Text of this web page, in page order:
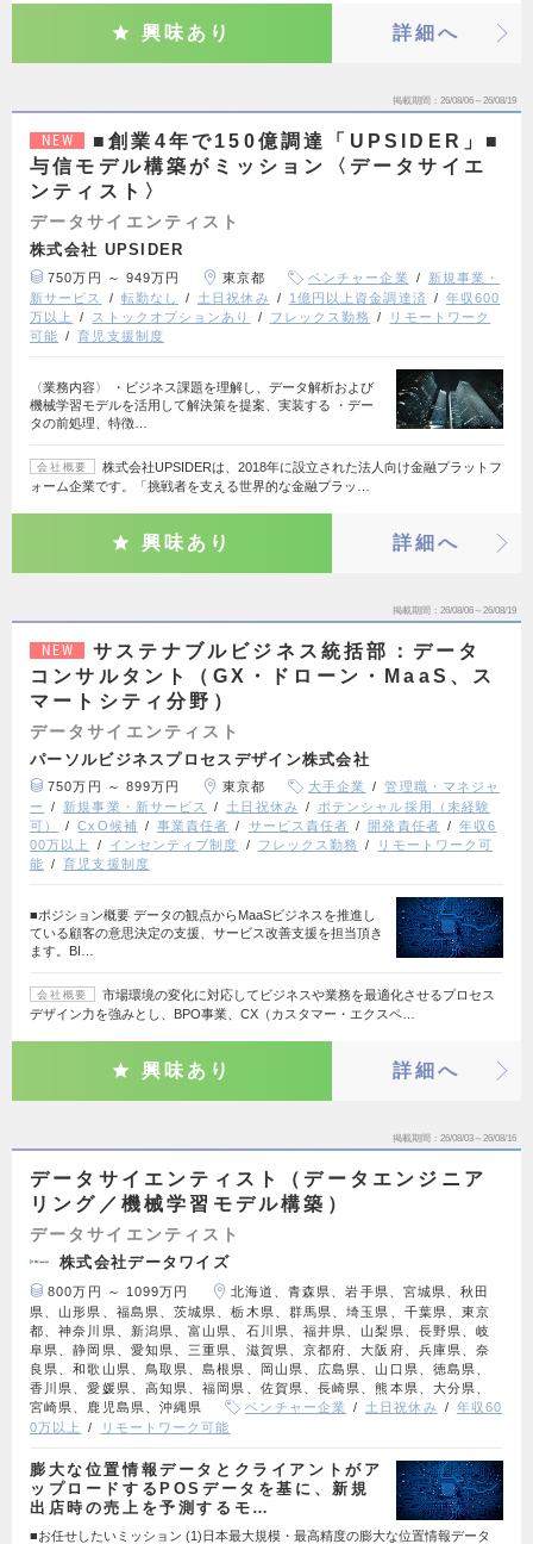
興味あり 詳細へ
掲載期間 26/08/06～26/08/19
NEW
■創業4年で150億調達「UPSIDER」■
与信モデル構築がミッション〈データサイエ
ンティスト〉
データサイエンティスト
株式会社 UPSIDER
750万円 ～ 949万円 東京都 ベンチャー企業
新規事業・
新サービス
転勤なし 土日祝休み 1億円以上資金調達済
年収600
万以上
ストックオプションあり フレックス勤務
リモートワーク
可能
育児支援制度
〈業務内容〉 ・ビジネス課題を理解し、データ解析および
機械学習モデルを活用して解決策を提案、実装する ・デー
タの前処理、特徴…
会社概要
株式会社UPSIDERは、2018年に設立された法人向け金融プラットフ
ォーム企業です。「挑戦者を支える世界的な金融プラッ…
興味あり 詳細へ
掲載期間 26/08/06～26/08/19
NEW
サステナブルビジネス統括部：データ
コンサルタント（GX・ドローン・MaaS、ス
マートシティ分野）
データサイエンティスト
パーソルビジネスプロセスデザイン株式会社
750万円 ～ 899万円 東京都 大手企業
管理職・マネジャ
ー
新規事業・新サービス 土日祝休み
ポテンシャル採用（未経験
可）
CxO候補 事業責任者 サービス責任者 開発責任者
年収6
00万以上
インセンティブ制度 フレックス勤務
リモートワーク可
能
育児支援制度
■ポジション概要 データの観点からMaaSビジネスを推進し
ている顧客の意思決定の支援、サービス改善支援を担当頂き
ます。BI…
会社概要
市場環境の変化に対応してビジネスや業務を最適化させるプロセス
デザイン力を強みとし、BPO事業、CX（カスタマー・エクスペ…
興味あり 詳細へ
掲載期間 26/08/03～26/08/16
データサイエンティスト（データエンジニア
リング／機械学習モデル構築）
データサイエンティスト
株式会社データワイズ
800万円 ～ 1099万円
北海道、青森県、岩手県、宮城県、秋田
県、山形県、福島県、茨城県、栃木県、群馬県、埼玉県、千葉県、東京
都、神奈川県、新潟県、富山県、石川県、福井県、山梨県、長野県、岐
阜県、静岡県、愛知県、三重県、滋賀県、京都府、大阪府、兵庫県、奈
良県、和歌山県、鳥取県、島根県、岡山県、広島県、山口県、徳島県、
香川県、愛媛県、高知県、福岡県、佐賀県、長崎県、熊本県、大分県、
宮崎県、鹿児島県、沖縄県
ベンチャー企業 土日祝休み
年収60
0万以上
リモートワーク可能
膨大な位置情報データとクライアントがア
ップロードするPOSデータを基に、新規
出店時の売上を予測するモ…
■お任せしたいミッション (1)日本最大規模・最高精度の膨大な位置情報データ